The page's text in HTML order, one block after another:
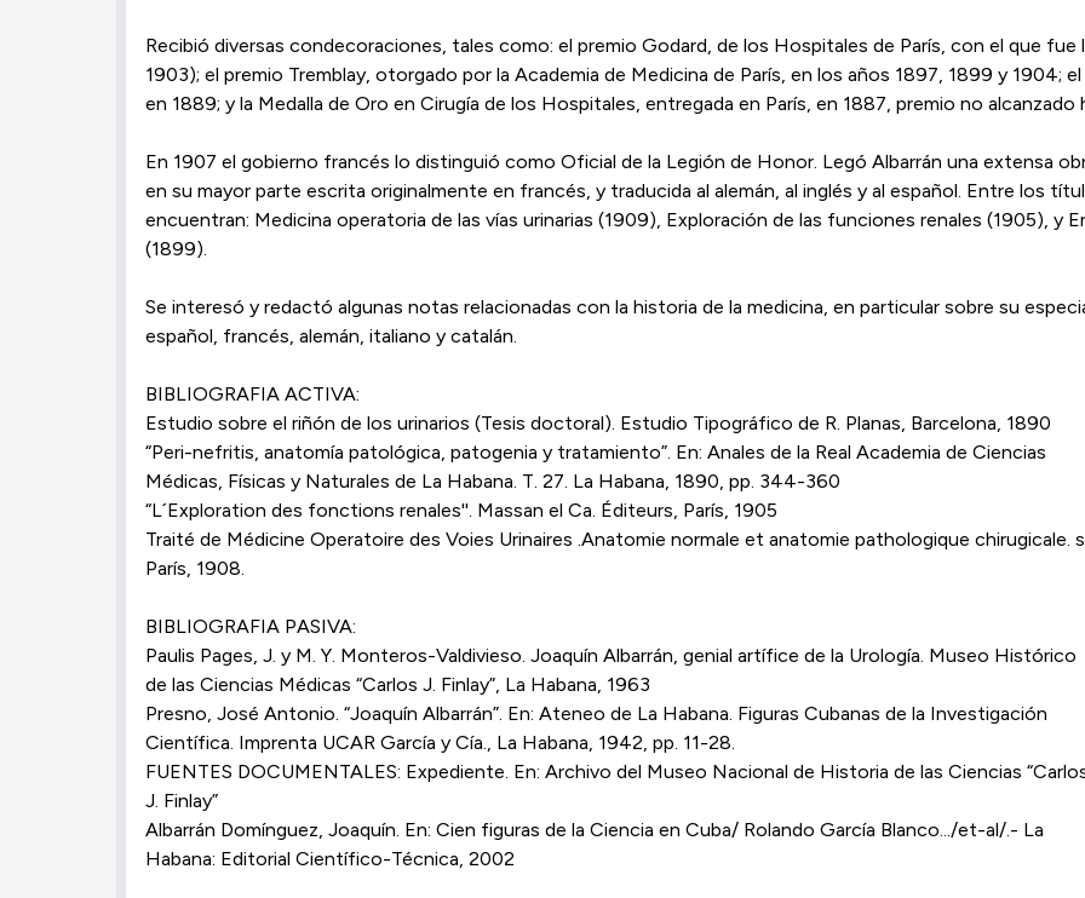
Recibió diversas condecoraciones, tales como: el premio Godard, de los Hospitales de París, con el que
1903); el premio Tremblay, otorgado por la Academia de Medicina de París, en los años 1897, 1899 y 1904;
en 1889; y la Medalla de Oro en Cirugía de los Hospitales, entregada en París, en 1887, premio no
En 1907 el gobierno francés lo distinguió como Oficial de la Legión de Honor. Legó Albarrán una extensa
en su mayor parte escrita originalmente en francés, y traducida al alemán, al inglés y al español. Entre los
encuentran: Medicina operatoria de las vías urinarias (1909), Exploración de las funciones renales (1905), y
(1899).
Se interesó y redactó algunas notas relacionadas con la historia de la medicina, en particular sobre su
español, francés, alemán, italiano y catalán.
BIBLIOGRAFIA ACTIVA:
Estudio sobre el riñón de los urinarios (Tesis doctoral). Estudio Tipográfico de R. Planas, Barcelona, 1890
“Peri-nefritis, anatomía patológica, patogenia y tratamiento”. En: Anales de la Real Academia de Ciencias
Médicas, Físicas y Naturales de La Habana. T. 27. La Habana, 1890, pp. 344-360
“L´Exploration des fonctions renales''. Massan el Ca. Éditeurs, París, 1905
Traité de Médicine Operatoire des Voies Urinaires .Anatomie normale et anatomie pathologique chirugicale.
París, 1908.
BIBLIOGRAFIA PASIVA:
Paulis Pages, J. y M. Y. Monteros-Valdivieso. Joaquín Albarrán, genial artífice de la Urología. Museo Histórico
de las Ciencias Médicas “Carlos J. Finlay”, La Habana, 1963
Presno, José Antonio. “Joaquín Albarrán”. En: Ateneo de La Habana. Figuras Cubanas de la Investigación
Científica. Imprenta UCAR García y Cía., La Habana, 1942, pp. 11-28.
FUENTES DOCUMENTALES: Expediente. En: Archivo del Museo Nacional de Historia de las Ciencias
J. Finlay”
Albarrán Domínguez, Joaquín. En: Cien figuras de la Ciencia en Cuba/ Rolando García Blanco.../et-al/.- La
Habana: Editorial Científico-Técnica, 2002